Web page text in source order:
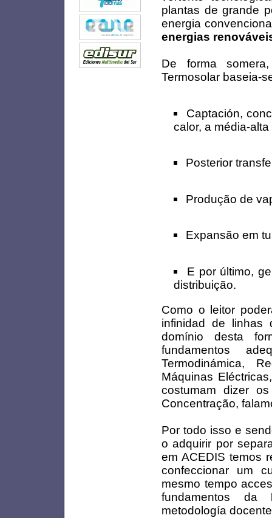
plantas de grande
energia
energias
De forma
Termosolar baseia-
Captación,
calor, a média-
Posterior
Produção de
Expansão em
E por último,
distribuição.
Como o leitor
infinidad de linhas
domínio desta
fundamentos
Termodinámica,
Máquinas
costumam dizer
Concentração,
Por todo isso e
o adquirir por
em ACEDIS temos
confeccionar um
mesmo tempo
fundamentos da
metodología